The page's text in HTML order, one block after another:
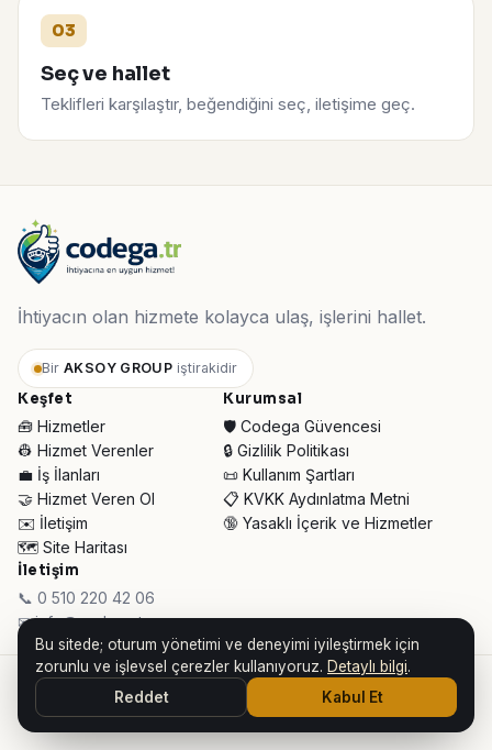
03
Seç ve hallet
Teklifleri karşılaştır, beğendiğini seç, iletişime geç.
İhtiyacın olan hizmete kolayca ulaş, işlerini hallet.
Bir AKSOY GROUP iştirakidir
Keşfet
🧰 Hizmetler
👷 Hizmet Verenler
💼 İş İlanları
🤝 Hizmet Veren Ol
✉️ İletişim
🗺️ Site Haritası
Kurumsal
🛡️ Codega Güvencesi
🔒 Gizlilik Politikası
📜 Kullanım Şartları
📋 KVKK Aydınlatma Metni
🔞 Yasaklı İçerik ve Hizmetler
İletişim
📞 0 510 220 42 06
✉ info@codega.tr
© 2026 Codega Hizmet Pazaryeri ·
AKSOY GROUP iştirakidir
👥 Toplam Ziyaretçi:34.205 · Bugün:557
Bu sitede; oturum yönetimi ve deneyimi iyileştirmek için
zorunlu ve işlevsel çerezler kullanıyoruz. Detaylı bilgi.
Reddet
Kabul Et